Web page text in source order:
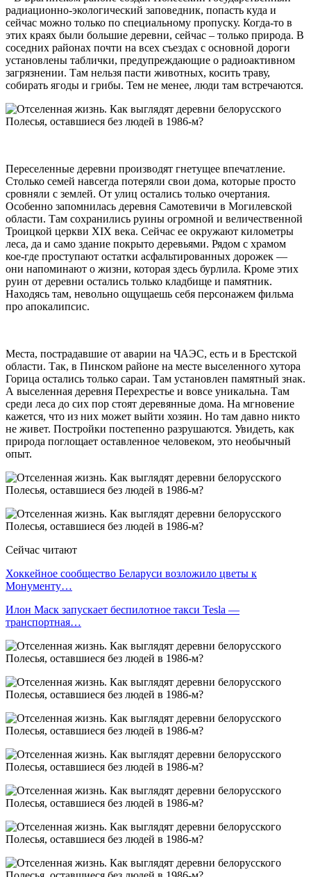
радиационно-экологический заповедник, попасть куда и
сейчас можно только по специальному пропуску. Когда-то в
этих краях были большие деревни, сейчас – только природа. В
соседних районах почти на всех съездах с основной дороги
установлены таблички, предупреждающие о радиоактивном
загрязнении. Там нельзя пасти животных, косить траву,
собирать ягоды и грибы. Тем не менее, люди там встречаются.
Переселенные деревни производят гнетущее впечатление.
Столько семей навсегда потеряли свои дома, которые просто
сровняли с землей. От улиц остались только очертания.
Особенно запомнилась деревня Самотевичи в Могилевской
области. Там сохранились руины огромной и величественной
Троицкой церкви XIX века. Сейчас ее окружают километры
леса, да и само здание покрыто деревьями. Рядом с храмом
кое-где проступают остатки асфальтированных дорожек —
они напоминают о жизни, которая здесь бурлила. Кроме этих
руин от деревни остались только кладбище и памятник.
Находясь там, невольно ощущаешь себя персонажем фильма
про апокалипсис.
Места, пострадавшие от аварии на ЧАЭС, есть и в Брестской
области. Так, в Пинском районе на месте выселенного хутора
Горица остались только сараи. Там установлен памятный знак.
А выселенная деревня Перехрестье и вовсе уникальна. Там
среди леса до сих пор стоят деревянные дома. На мгновение
кажется, что из них может выйти хозяин. Но там давно никто
не живет. Постройки постепенно разрушаются. Увидеть, как
природа поглощает оставленное человеком, это необычный
опыт.
Сейчас читают
Хоккейное сообщество Беларуси возложило цветы к
Монументу…
Илон Маск запускает беспилотное такси Tesla —
транспортная…